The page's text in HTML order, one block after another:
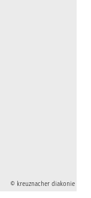
© kreuznacher diakonie